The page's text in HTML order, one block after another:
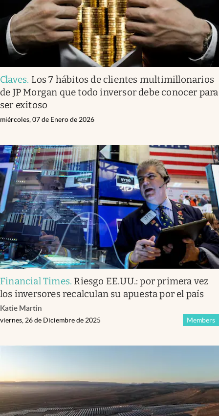
Claves. Los 7 hábitos de clientes multimillonarios
de JP Morgan que todo inversor debe conocer para
ser exitoso
miércoles, 07 de Enero de 2026
Financial Times. Riesgo EE.UU.: por primera vez
los inversores recalculan su apuesta por el país
Katie Martin
Members
viernes, 26 de Diciembre de 2025